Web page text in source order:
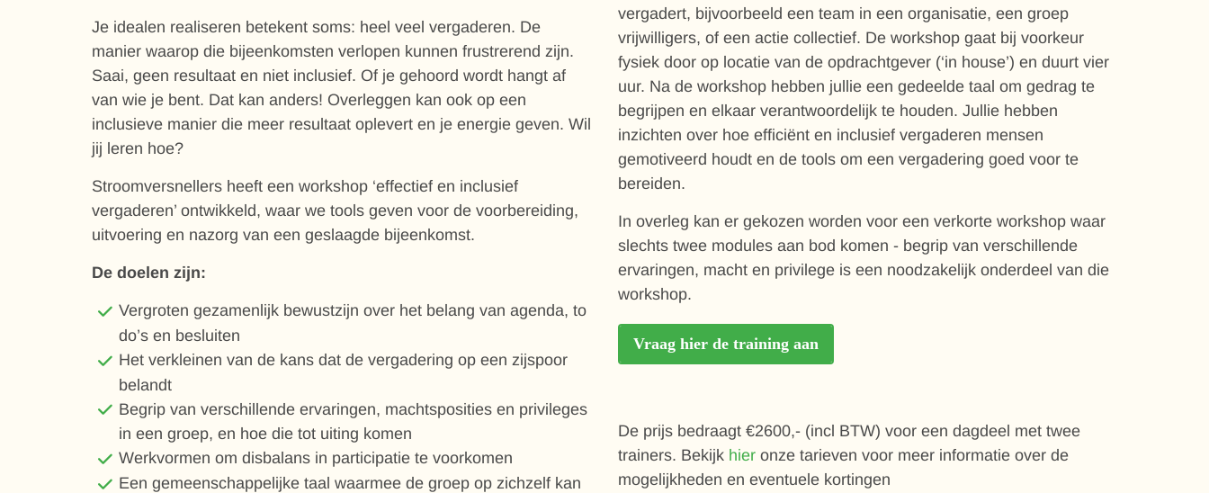
Je idealen realiseren betekent soms: heel veel vergaderen. De
manier waarop die bijeenkomsten verlopen kunnen frustrerend zijn.
Saai, geen resultaat en niet inclusief. Of je gehoord wordt hangt af
van wie je bent. Dat kan anders! Overleggen kan ook op een
inclusieve manier die meer resultaat oplevert en je energie geven. Wil
jij leren hoe?
Stroomversnellers heeft een workshop ‘effectief en inclusief
vergaderen’ ontwikkeld, waar we tools geven voor de voorbereiding,
uitvoering en nazorg van een geslaagde bijeenkomst.
De doelen zijn:
Vergroten gezamenlijk bewustzijn over het belang van agenda, to
do’s en besluiten
Het verkleinen van de kans dat de vergadering op een zijspoor
belandt
Begrip van verschillende ervaringen, machtsposities en privileges
in een groep, en hoe die tot uiting komen
Werkvormen om disbalans in participatie te voorkomen
Een gemeenschappelijke taal waarmee de groep op zichzelf kan
vergadert, bijvoorbeeld een team in een organisatie, een groep
vrijwilligers, of een actie collectief. De workshop gaat bij voorkeur
fysiek door op locatie van de opdrachtgever (‘in house’) en duurt vier
uur. Na de workshop hebben jullie een gedeelde taal om gedrag te
begrijpen en elkaar verantwoordelijk te houden. Jullie hebben
inzichten over hoe efficiënt en inclusief vergaderen mensen
gemotiveerd houdt en de tools om een vergadering goed voor te
bereiden.
In overleg kan er gekozen worden voor een verkorte workshop waar
slechts twee modules aan bod komen - begrip van verschillende
ervaringen, macht en privilege is een noodzakelijk onderdeel van die
workshop.
Vraag hier de training aan
De prijs bedraagt €2600,- (incl BTW) voor een dagdeel met twee
trainers. Bekijk hier onze tarieven voor meer informatie over de
mogelijkheden en eventuele kortingen